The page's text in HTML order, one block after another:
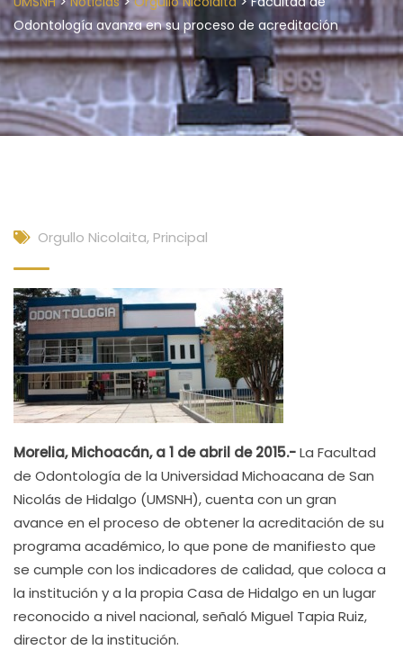
Odontología avanza en su proceso de acreditación
Orgullo Nicolaita, Principal
Morelia, Michoacán, a 1 de abril de 2015.-La Facultad
de Odontología de la Universidad Michoacana de San
Nicolás de Hidalgo (UMSNH), cuenta con un gran
avance en el proceso de obtener la acreditación de su
programa académico, lo que pone de manifiesto que
se cumple con los indicadores de calidad, que coloca a
la institución y a la propia Casa de Hidalgo en un lugar
reconocido a nivel nacional, señaló Miguel Tapia Ruiz,
director de la institución.